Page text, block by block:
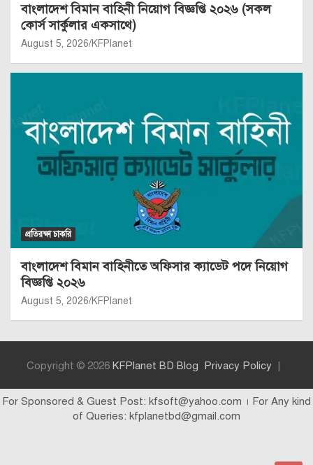
বাংলাদেশ বিমান বাহিনী নিয়োগ বিজ্ঞপ্তি ২০২৬ (সকল
কোর্স সার্কুলার একসাথে)
August 5, 2026 KFPlanet
প্রতিরক্ষা চাকরি
বাংলাদেশ বিমান বাহিনীতে অফিসার ক্যাডেট পদে নিয়োগ
বিজ্ঞপ্তি ২০২৬
August 5, 2026 KFPlanet
Copyright © 2026 KFPlanet BD Blog Privacy Policy
For Sponsored & Guest Post: kfsoft@yahoo.com । For Any kind
of Queries: kfplanetbd@gmail.com